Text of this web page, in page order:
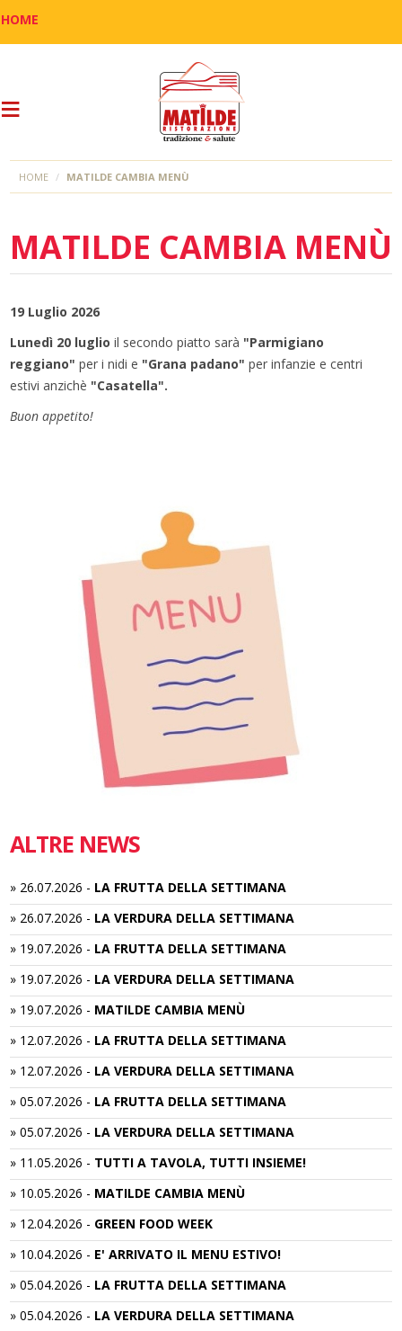
HOME
HOME MATILDE CAMBIA MENÙ
MATILDE CAMBIA MENÙ
19 Luglio 2026
Lunedì 20 luglio il secondo piatto sarà "Parmigiano
reggiano" per i nidi e "Grana padano" per infanzie e centri
estivi anzichè "Casatella".
Buon appetito!
ALTRE NEWS
» 26.07.2026 - LA FRUTTA DELLA SETTIMANA
» 26.07.2026 - LA VERDURA DELLA SETTIMANA
» 19.07.2026 - LA FRUTTA DELLA SETTIMANA
» 19.07.2026 - LA VERDURA DELLA SETTIMANA
» 19.07.2026 - MATILDE CAMBIA MENÙ
» 12.07.2026 - LA FRUTTA DELLA SETTIMANA
» 12.07.2026 - LA VERDURA DELLA SETTIMANA
» 05.07.2026 - LA FRUTTA DELLA SETTIMANA
» 05.07.2026 - LA VERDURA DELLA SETTIMANA
» 11.05.2026 - TUTTI A TAVOLA, TUTTI INSIEME!
» 10.05.2026 - MATILDE CAMBIA MENÙ
» 12.04.2026 - GREEN FOOD WEEK
» 10.04.2026 - E' ARRIVATO IL MENU ESTIVO!
» 05.04.2026 - LA FRUTTA DELLA SETTIMANA
» 05.04.2026 - LA VERDURA DELLA SETTIMANA